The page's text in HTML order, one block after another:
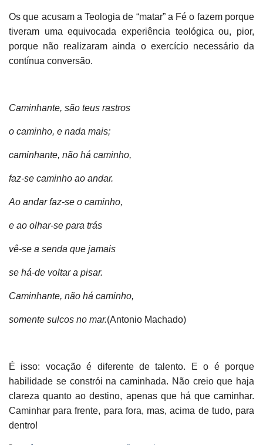
Os que acusam a Teologia de “matar” a Fé o fazem porque
tiveram uma equivocada experiência teológica ou, pior,
porque não realizaram ainda o exercício necessário da
contínua conversão.
Caminhante, são teus rastros
o caminho, e nada mais;
caminhante, não há caminho,
faz-se caminho ao andar.
Ao andar faz-se o caminho,
e ao olhar-se para trás
vê-se a senda que jamais
se há-de voltar a pisar.
Caminhante, não há caminho,
somente sulcos no mar.(Antonio Machado)
É isso: vocação é diferente de talento. E o é porque
habilidade se constrói na caminhada. Não creio que haja
clareza quanto ao destino, apenas que há que caminhar.
Caminhar para frente, para fora, mas, acima de tudo, para
dentro!